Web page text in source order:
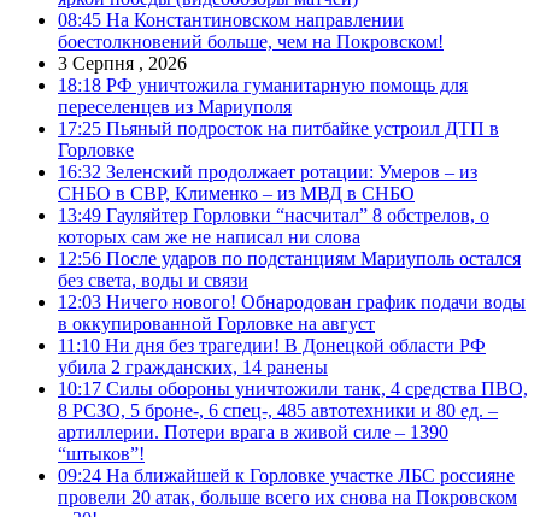
08:45 На Константиновском направлении
боестолкновений больше, чем на Покровском!
3 Серпня , 2026
18:18 РФ уничтожила гуманитарную помощь для
переселенцев из Мариуполя
17:25 Пьяный подросток на питбайке устроил ДТП в
Горловке
16:32 Зеленский продолжает ротации: Умеров – из
СНБО в СВР, Клименко – из МВД в СНБО
13:49 Гауляйтер Горловки “насчитал” 8 обстрелов, о
которых сам же не написал ни слова
12:56 После ударов по подстанциям Мариуполь остался
без света, воды и связи
12:03 Ничего нового! Обнародован график подачи воды
в оккупированной Горловке на август
11:10 Ни дня без трагедии! В Донецкой области РФ
убила 2 гражданских, 14 ранены
10:17 Силы обороны уничтожили танк, 4 средства ПВО,
8 РСЗО, 5 броне-, 6 спец-, 485 автотехники и 80 ед. –
артиллерии. Потери врага в живой силе – 1390
“штыков”!
09:24 На ближайшей к Горловке участке ЛБС россияне
провели 20 атак, больше всего их снова на Покровском